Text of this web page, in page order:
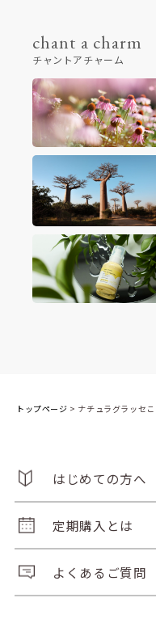
chant a charm
チャントアチャーム
トップページ > ナチュラグラッセ
はじめての方へ
定期購入とは
よくあるご質問